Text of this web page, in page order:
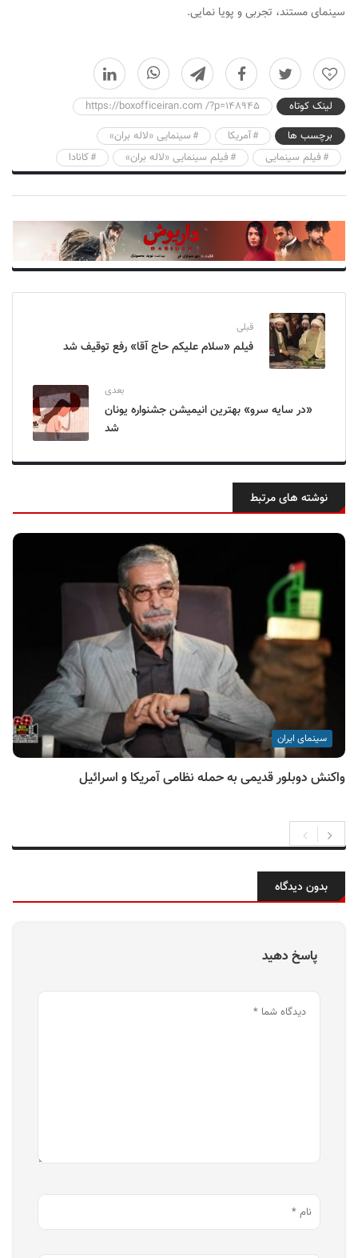
سینمای مستند، تجربی و پویا نمایی.
0
لینک کوتاه
https://boxofficeiran.com /?p=148945
برچسب ها
آمریکا
سینمایی «لاله بران»
فیلم سینمایی
فیلم سینمایی «لاله بران» کانادا
قبلی
فیلم «سلام علیکم حاج آقا» رفع توقیف شد
بعدی
«در سایه سرو» بهترین انیمیشن جشنواره یونان
شد
نوشته های مرتبط
سینمای ایران
واکنش دوبلور قدیمی به حمله نظامی آمریکا و اسرائیل
بدون دیدگاه
پاسخ دهید